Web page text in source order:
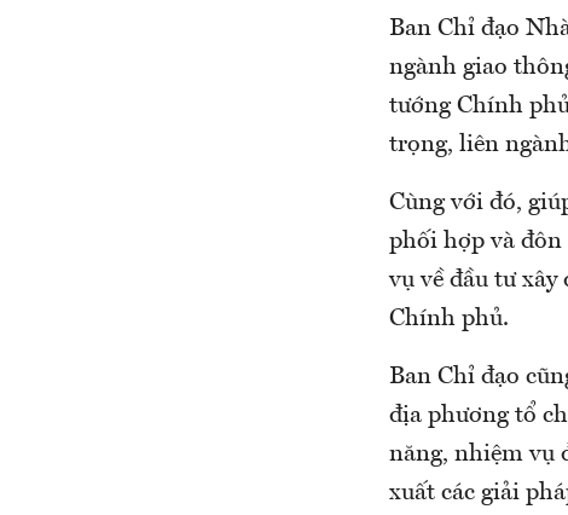
Ban Chỉ đạo
ngành giao
tướng Chính
trọng, liên
Cùng với đó,
phối hợp và đôn
vụ về đầu tư xây
Chính phủ.
Ban Chỉ đạo
địa phương tổ
năng, nhiệm vụ
xuất các giải